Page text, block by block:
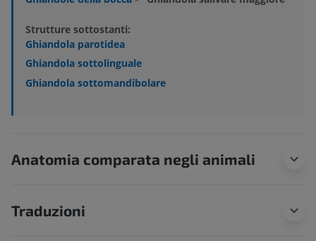
Strutture sottostanti:
Ghiandola parotidea
Ghiandola sottolinguale
Ghiandola sottomandibolare
Anatomia comparata negli animali
Traduzioni